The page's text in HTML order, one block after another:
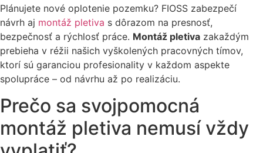
Plánujete nové oplotenie pozemku? FIOSS zabezpečí
návrh aj montáž pletiva s dôrazom na presnosť,
bezpečnosť a rýchlosť práce. Montáž pletiva zakaždým
prebieha v réžii našich vyškolených pracovných tímov,
ktorí sú garanciou profesionality v každom aspekte
spolupráce – od návrhu až po realizáciu.
Prečo sa svojpomocná
montáž pletiva nemusí vždy